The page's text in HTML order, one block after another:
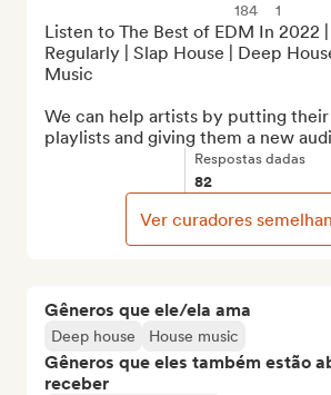
Gêneros que ele/ela ama
Deep house House music
Gêneros que eles também estão
receber
184 1
Listen to The Best of EDM In 2022
Regularly | Slap House | Deep
Music
We can help artists by putting their
playlists and giving them a new
Respostas dadas
82
Ver curadores